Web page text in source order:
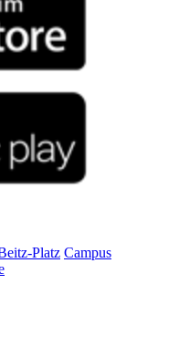
Platz Campus